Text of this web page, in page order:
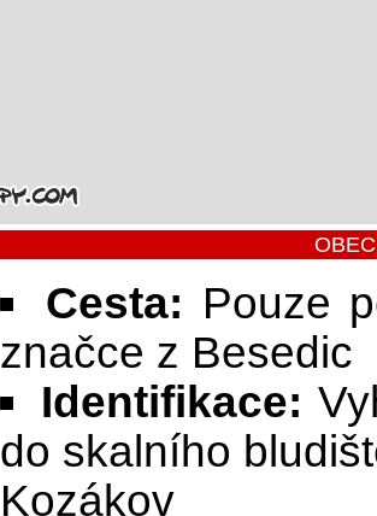
Cesta: Pouze
značce z Besedic
Identifikace:
do skalního
Kozákov